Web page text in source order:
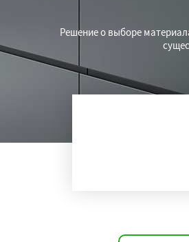
Решение о выборе